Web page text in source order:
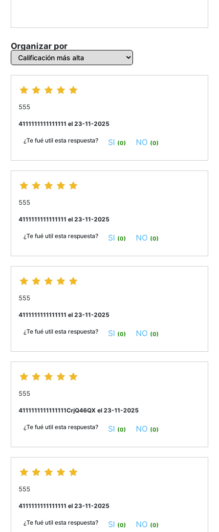
Organizar por
555
4111111111111111 el 23-11-2025
¿Te fué util esta respuesta? SI (0) NO (0)
555
4111111111111111 el 23-11-2025
¿Te fué util esta respuesta? SI (0) NO (0)
555
4111111111111111 el 23-11-2025
¿Te fué util esta respuesta? SI (0) NO (0)
555
4111111111111111CrjQ46QX el 23-11-2025
¿Te fué util esta respuesta? SI (0) NO (0)
555
4111111111111111 el 23-11-2025
¿Te fué util esta respuesta? SI (0) NO (0)